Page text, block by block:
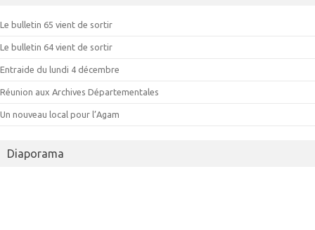
Le bulletin 65 vient de sortir
Le bulletin 64 vient de sortir
Entraide du lundi 4 décembre
Réunion aux Archives Départementales
Un nouveau local pour l’Agam
Diaporama